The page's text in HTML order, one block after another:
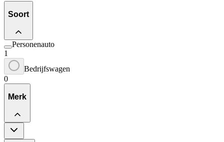
Soort
Personenauto
1
Bedrijfswagen
0
Merk